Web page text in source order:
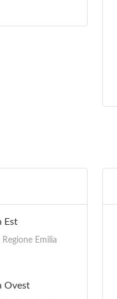
Est
Emilia
Ovest